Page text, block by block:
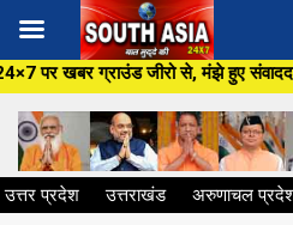
Skip
to
content
जीरो से, मंझे हुए संवाददाताओं के
उत्तर प्रदेश उत्तराखंड अरुणाचल